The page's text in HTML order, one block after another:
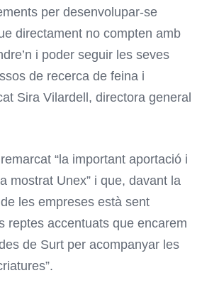
per desenvolupar-se
directament no compten amb
i poder seguir les seves
de recerca de feina i
Sira Vilardell, directora general
“la important aportació i
mostrat Unex” i que, davant la
les empreses està sent
reptes accentuats que encarem
de Surt per acompanyar les